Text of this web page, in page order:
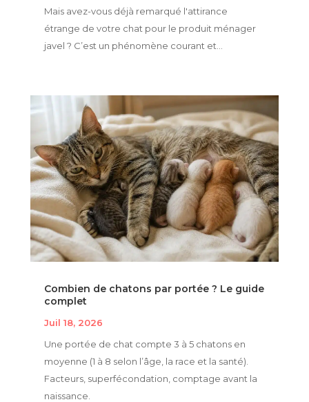
Mais avez-vous déjà remarqué l'attirance
étrange de votre chat pour le produit ménager
javel ? C’est un phénomène courant et...
Combien de chatons par portée ? Le guide
complet
Juil 18, 2026
Une portée de chat compte 3 à 5 chatons en
moyenne (1 à 8 selon l’âge, la race et la santé).
Facteurs, superfécondation, comptage avant la
naissance.